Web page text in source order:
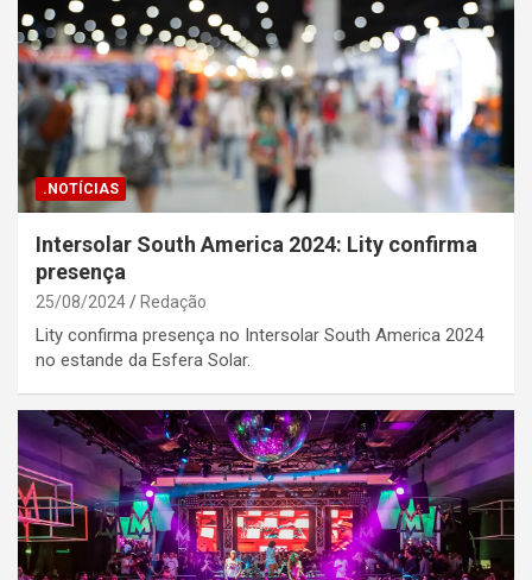
.NOTÍCIAS
Intersolar South America 2024: Lity confirma
presença
25/08/2024 Redação
Lity confirma presença no Intersolar South America 2024
no estande da Esfera Solar.